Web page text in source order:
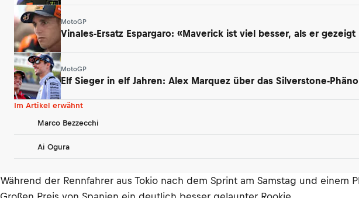
MotoGP
Vinales-Ersatz Espargaro: «Maverick ist viel besser, als er gezeigt
MotoGP
Elf Sieger in elf Jahren: Alex Marquez über das Silverstone-
Im Artikel erwähnt
Marco Bezzecchi
Ai Ogura
Während der Rennfahrer aus Tokio nach dem Sprint am Samstag und